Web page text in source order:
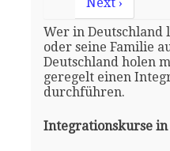
Wer in
oder seine Familie
Deutschland holen
geregelt einen
durchführen.
Integrationskurse